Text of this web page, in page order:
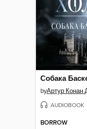
Собака
byАртур Конан
AUDIOBOOK
BORROW